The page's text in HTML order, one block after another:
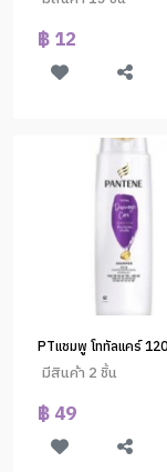
฿ 12
มีสินค้า 2 ชิ้น
฿ 49